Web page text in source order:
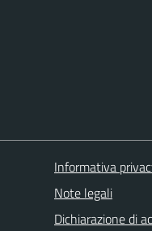
Informativa
Note legali
Dichiarazione di